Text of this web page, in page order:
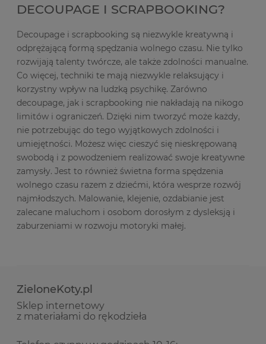
DECOUPAGE I SCRAPBOOKING?
Decoupage i scrapbooking są niezwykle kreatywną i
odprężającą formą spędzania wolnego czasu. Nie tylko
rozwijają talenty twórcze, ale także zdolności manualne.
Co więcej, techniki te mają niezwykle relaksujący i
korzystny wpływ na ludzką psychikę. Zarówno
decoupage, jak i scrapbooking nie nakładają na nikogo
limitów i ograniczeń. Dzięki nim tworzyć może każdy,
nie potrzebując do tego wyjątkowych zdolności i
umiejętności. Możesz więc cieszyć się nieskrępowaną
swobodą i z powodzeniem realizować swoje kreatywne
zamysły. Jest to również świetna forma spędzenia
wolnego czasu razem z dziećmi, która wesprze rozwój
najmłodszych. Malowanie, klejenie, ozdabianie jest
zalecane maluchom i osobom dorosłym z dysleksją i
zaburzeniami w rozwoju motoryki małej.
ZieloneKoty.pl
Sklep internetowy
z materiałami do rękodzieła